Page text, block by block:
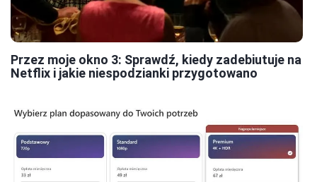
Przez moje okno 3: Sprawdź, kiedy zadebiutuje na
Netflix i jakie niespodzianki przygotowano